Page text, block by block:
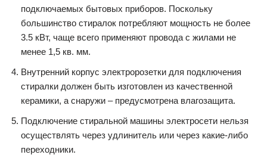
подключаемых бытовых приборов. Поскольку
большинство стиралок потребляют мощность не более
3.5 кВт, чаще всего применяют провода с жилами не
менее 1,5 кв. мм.
Внутренний корпус электророзетки для подключения
стиралки должен быть изготовлен из качественной
керамики, а снаружи – предусмотрена влагозащита.
Подключение стиральной машины электросети нельзя
осуществлять через удлинитель или через какие-либо
переходники.